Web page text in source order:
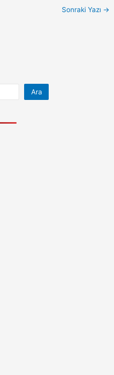
Sonraki Yazı →
Ara